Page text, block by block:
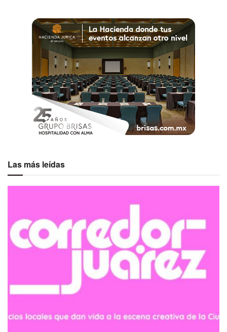
Etiquetas:
Destacados
Grand Palladium Costa Mujeres Resort & Spa
Palladium Hotel Group
Las más leídas